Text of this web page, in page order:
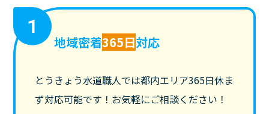
1
地域密着365日対応
とうきょう水道職人では都内エリア365日休ま
ず対応可能です！お気軽にご相談ください！